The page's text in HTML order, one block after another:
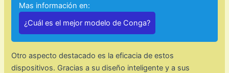
Mas información en:
¿Cuál es el mejor modelo de Conga?
Otro aspecto destacado es la eficacia de estos
dispositivos. Gracias a su diseño inteligente y a sus